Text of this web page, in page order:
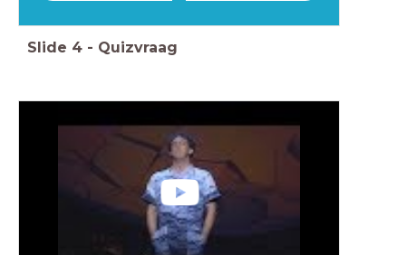
Slide 4 - Quizvraag